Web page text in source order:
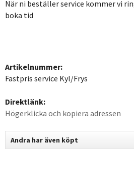
När ni beställer service kommer vi
boka tid
Artikelnummer:
Fastpris service Kyl/Frys
Direktlänk:
Högerklicka och kopiera adressen
Andra har även köpt